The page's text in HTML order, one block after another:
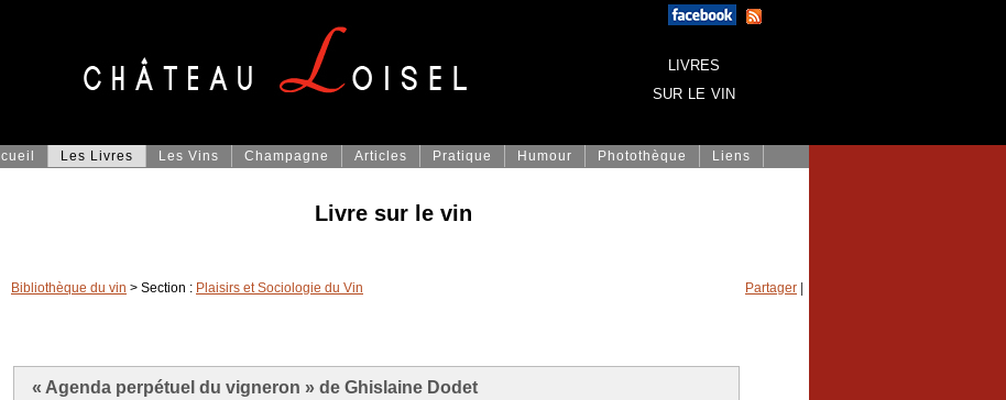
livres
sur le vin
Les Livres Les Vins Champagne Articles Pratique Humour Photothèque Liens
Livre sur le vin
Partager
Bibliothèque du vin > Section : Plaisirs et Sociologie du Vin
« Agenda perpétuel du vigneron » de Ghislaine Dodet